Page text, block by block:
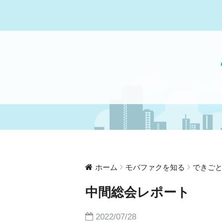
ホーム モバファクを知る できごと
中間総会レポート
2022/07/28